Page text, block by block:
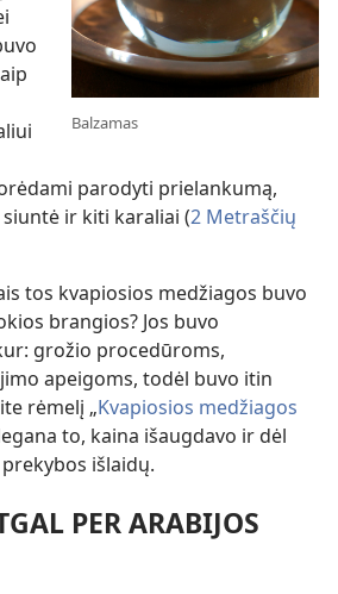
Balzamas
parodyti prielankumą,
ir kiti karaliai (2 Metraščių
tos kvapiosios medžiagos buvo
brangios? Jos buvo
grožio procedūroms,
apeigoms, todėl buvo itin
rėmelį „Kvapiosios medžiagos
to, kaina išaugdavo ir dėl
išlaidų.
PER ARABIJOS